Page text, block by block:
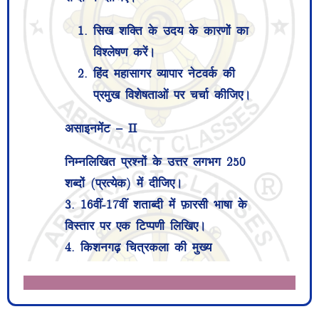
9. Growth of Vaishnava Bhakti
during 16-17 Centuries
10. Money lenders and Sarrafs
Expert Answer
Assignment – I
Answer the following in about
500 words each.
Question:-1
Analyse the causes
for the rise of Sikh
Power.
सिख शक्ति के उदय के कारणों का
विश्लेषण करें।
हिंद महासागर व्यापार नेटवर्क की
प्रमुख विशेषताओं पर चर्चा कीजिए।
असाइनमेंट – II
निम्नलिखित प्रश्नों के उत्तर लगभग 250
शब्दों (प्रत्येक) में दीजिए।
3. 16वीं-17वीं शताब्दी में फ़ारसी भाषा के
विस्तार पर एक टिप्पणी लिखिए।
4. किशनगढ़ चित्रकला की मुख्य
5. सत्रहवीं शताब्दी में मुगल-मराठा संबंधों
पर संक्षेप में चर्चा कीजिए।